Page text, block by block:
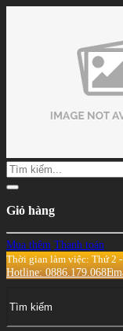
Giỏ hàng
Mua thêm Thanh toán
Thời gian làm việc: Thứ 2
Hotline: 0886.179.068